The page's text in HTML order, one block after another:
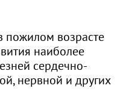
пожилом возрасте
наиболее
сердечно-
нервной и других